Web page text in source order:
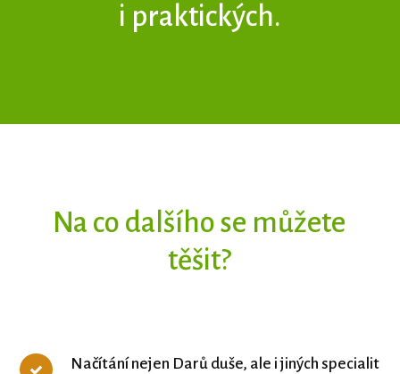
i praktických.
Na co dalšího se můžete
těšit?
Načítání nejen Darů duše, ale i jiných specialit